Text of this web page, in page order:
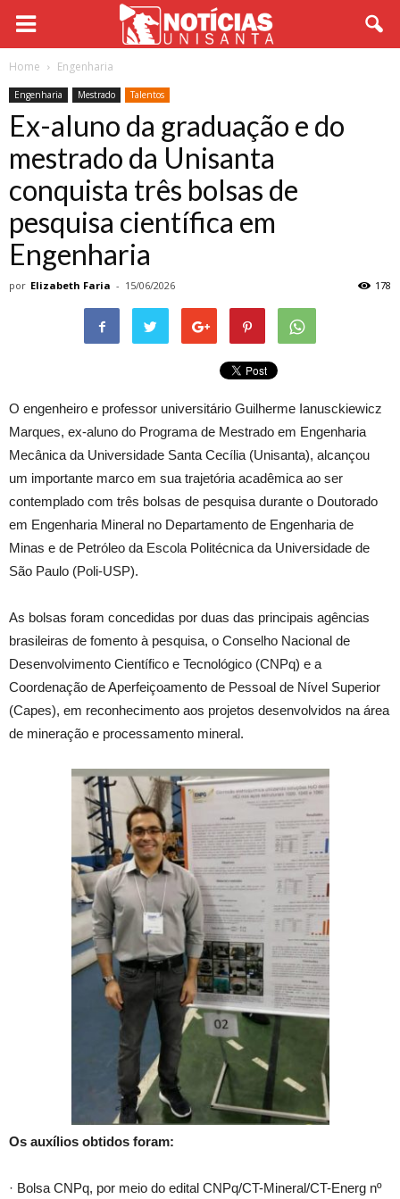
Home Engenharia
Engenharia Mestrado Talentos
Ex-aluno da graduação e do
mestrado da Unisanta
conquista três bolsas de
pesquisa científica em
Engenharia
por Elizabeth Faria - 15/06/2026 178
O engenheiro e professor universitário Guilherme Ianusckiewicz
Marques, ex-aluno do Programa de Mestrado em Engenharia
Mecânica da Universidade Santa Cecília (Unisanta), alcançou
um importante marco em sua trajetória acadêmica ao ser
contemplado com três bolsas de pesquisa durante o Doutorado
em Engenharia Mineral no Departamento de Engenharia de
Minas e de Petróleo da Escola Politécnica da Universidade de
São Paulo (Poli-USP).
As bolsas foram concedidas por duas das principais agências
brasileiras de fomento à pesquisa, o Conselho Nacional de
Desenvolvimento Científico e Tecnológico (CNPq) e a
Coordenação de Aperfeiçoamento de Pessoal de Nível Superior
(Capes), em reconhecimento aos projetos desenvolvidos na área
de mineração e processamento mineral.
Os auxílios obtidos foram:
· Bolsa CNPq, por meio do edital CNPq/CT-Mineral/CT-Energ nº